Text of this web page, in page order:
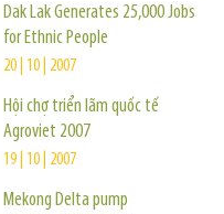
Dak Lak Generates 25,000 Jobs
for Ethnic People
20 | 10 | 2007
Hội chợ triển lãm quốc tế
Agroviet 2007
19 | 10 | 2007
Mekong Delta pump